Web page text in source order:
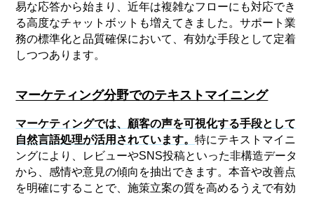
易な応答から始まり、近年は複雑なフローにも対応でき
る高度なチャットボットも増えてきました。サポート業
務の標準化と品質確保において、有効な手段として定着
しつつあります。
マーケティング分野でのテキストマイニング
マーケティングでは、顧客の声を可視化する手段として
自然言語処理が活用されています。特にテキストマイニ
ングにより、レビューやSNS投稿といった非構造データ
から、感情や意見の傾向を抽出できます。本音や改善点
を明確にすることで、施策立案の質を高めるうえで有効